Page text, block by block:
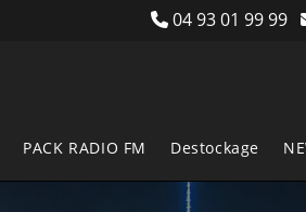
04 93 01 99 99
PACK RADIO FM Destockage